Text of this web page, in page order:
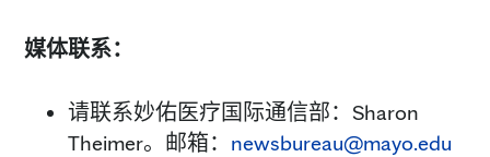
媒体联系：
请联系妙佑医疗国际通信部：Sharon
Theimer。邮箱： newsbureau@mayo.edu